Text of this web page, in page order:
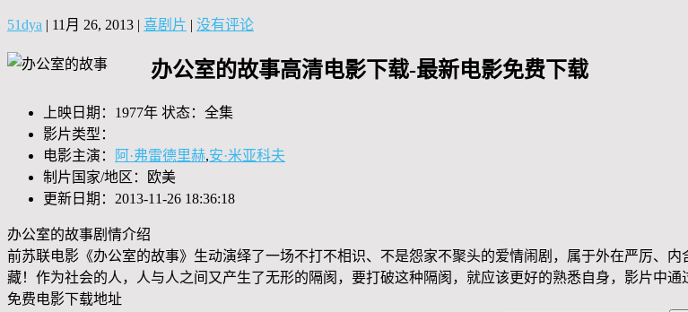
51dya | 11月 26, 2013 | 喜剧片 | 没有评论
办公室的故事高清电影下载-最新电影免费下载
上映日期：1977年 状态：全集
影片类型：
电影主演：
阿·弗雷德里赫,安·米亚科夫
制片国家/地区：欧美
更新日期：2013-11-26 18:36:18
办公室的故事剧情介绍
前苏联电影《办公室的故事》生动演绎了一场不打不相识、不是怨家不聚头的爱情闹剧，属于外在严厉、
藏！作为社会的人，人与人之间又产生了无形的隔阂，要打破这种隔阂，就应该更好的熟悉自身，影片中
免费电影下载地址